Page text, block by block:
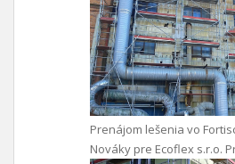
Prenájom lešenia vo
Nováky pre Ecoflex s.r.o.